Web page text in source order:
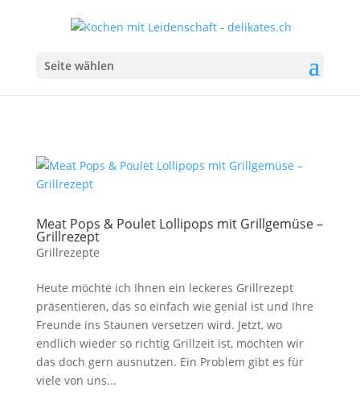
Seite wählen
Meat Pops & Poulet Lollipops mit Grillgemüse –
Grillrezept
Grillrezepte
Heute möchte ich Ihnen ein leckeres Grillrezept
präsentieren, das so einfach wie genial ist und Ihre
Freunde ins Staunen versetzen wird. Jetzt, wo
endlich wieder so richtig Grillzeit ist, möchten wir
das doch gern ausnutzen. Ein Problem gibt es für
viele von uns...